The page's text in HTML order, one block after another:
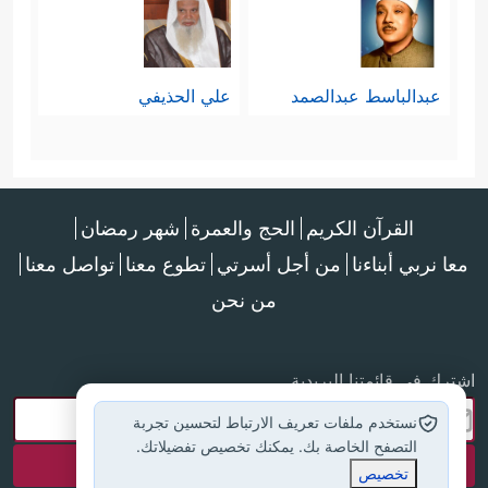
لكنَّه يتأكَّد في الشأن العام وسياسة الدولة أكثر؛
لتعلُّق مصالح الخلق ومصيرهم وطبيعة حياتهم.
عبدالباسط عبدالصمد علي الحذيفي
القرآن الكريم الحج والعمرة شهر رمضان
معا نربي أبناءنا من أجل أسرتي تطوع معنا تواصل معنا
من نحن
اشترك في قائمتنا البريدية
نستخدم ملفات تعريف الارتباط لتحسين تجربة
التصفح الخاصة بك. يمكنك تخصيص تفضيلاتك.
تخصيص